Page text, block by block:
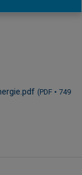
(PDF • 749